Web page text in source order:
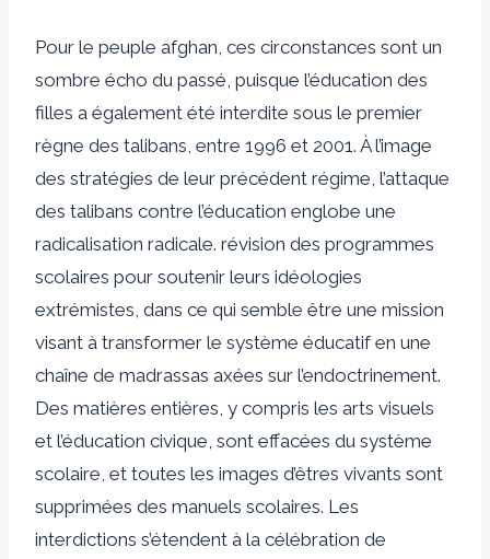
Pour le peuple afghan, ces circonstances sont un
sombre écho du passé, puisque l’éducation des
filles a également été interdite sous le premier
règne des talibans, entre 1996 et 2001. À l’image
des stratégies de leur précédent régime, l’attaque
des talibans contre l’éducation englobe une
radicalisation radicale. révision des programmes
scolaires pour soutenir leurs idéologies
extrémistes, dans ce qui semble être une mission
visant à transformer le système éducatif en une
chaîne de madrassas axées sur l’endoctrinement.
Des matières entières, y compris les arts visuels
et l’éducation civique, sont effacées du système
scolaire, et toutes les images d’êtres vivants sont
supprimées des manuels scolaires. Les
interdictions s’étendent à la célébration de